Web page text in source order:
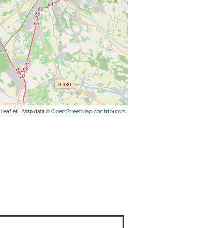
Leaflet | Map data © OpenStreetMap contributors